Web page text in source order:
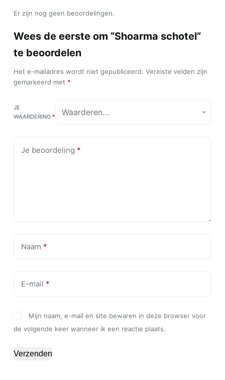
Er zijn nog geen beoordelingen.
Wees de eerste om “Shoarma schotel”
te beoordelen
Het e-mailadres wordt niet gepubliceerd. Vereiste velden zijn
gemarkeerd met *
JE
WAARDERING *
Je beoordeling *
Naam *
E-mail *
Mijn naam, e-mail en site bewaren in deze browser voor
de volgende keer wanneer ik een reactie plaats.
Verzenden